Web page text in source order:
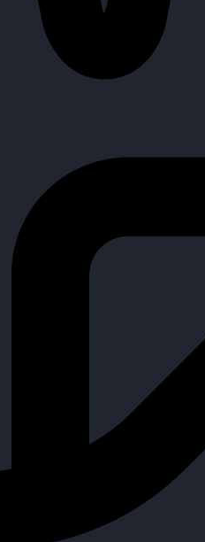
y encuentro de sus